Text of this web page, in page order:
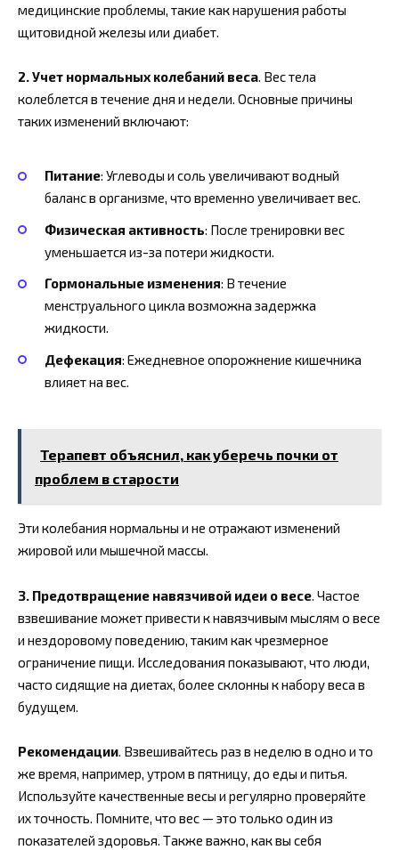
медицинские проблемы, такие как нарушения работы
щитовидной железы или диабет.
2. Учет нормальных колебаний веса. Вес тела
колеблется в течение дня и недели. Основные причины
таких изменений включают:
Питание: Углеводы и соль увеличивают водный
баланс в организме, что временно увеличивает вес.
Физическая активность: После тренировки вес
уменьшается из-за потери жидкости.
Гормональные изменения: В течение
менструального цикла возможна задержка
жидкости.
Дефекация: Ежедневное опорожнение кишечника
влияет на вес.
Терапевт объяснил, как уберечь почки от
проблем в старости
Эти колебания нормальны и не отражают изменений
жировой или мышечной массы.
3. Предотвращение навязчивой идеи о весе. Частое
взвешивание может привести к навязчивым мыслям о весе
и нездоровому поведению, таким как чрезмерное
ограничение пищи. Исследования показывают, что люди,
часто сидящие на диетах, более склонны к набору веса в
будущем.
Рекомендации. Взвешивайтесь раз в неделю в одно и то
же время, например, утром в пятницу, до еды и питья.
Используйте качественные весы и регулярно проверяйте
их точность. Помните, что вес — это только один из
показателей здоровья. Также важно, как вы себя